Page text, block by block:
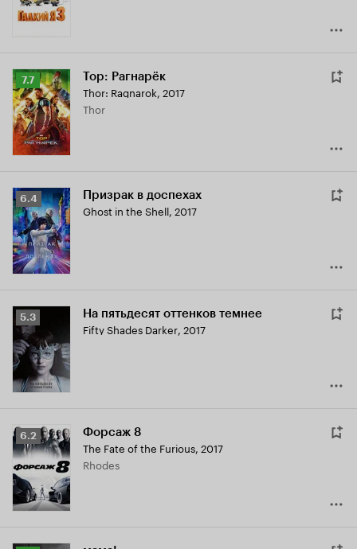
Рейтинг
Кинопоиска
7.7
7.7 Тор: Рагнарёк
Thor: Ragnarok, 2017
Thor
Рейтинг
Кинопоиска
6.4
6.4 Призрак в доспехах
Ghost in the Shell, 2017
Рейтинг
Кинопоиска
5.3
5.3 На пятьдесят оттенков темнее
Fifty Shades Darker, 2017
Рейтинг
Кинопоиска
6.2
6.2 Форсаж 8
The Fate of the Furious, 2017
Rhodes